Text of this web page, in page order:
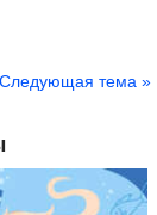
Следующая тема »